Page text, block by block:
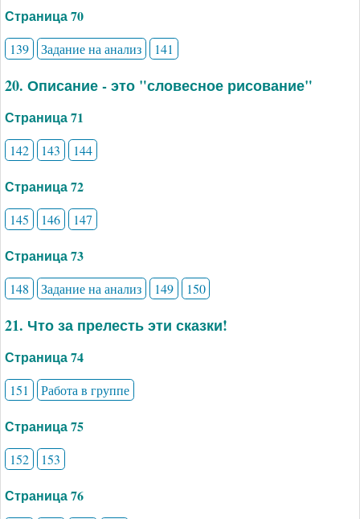
Страница 70
139 Задание на анализ 141
20. Описание - это "словесное рисование"
Страница 71
142 143 144
Страница 72
145 146 147
Страница 73
148 Задание на анализ 149 150
21. Что за прелесть эти сказки!
Страница 74
151 Работа в группе
Страница 75
152 153
Страница 76